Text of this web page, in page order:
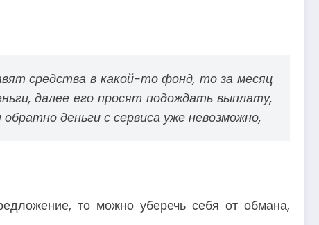
средства в какой-то фонд, то за месяц
далее его просят подождать выплату,
деньги с сервиса уже невозможно,
то можно уберечь себя от обмана,